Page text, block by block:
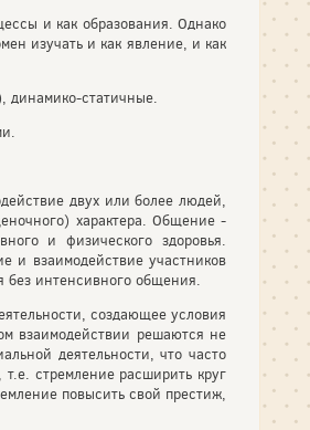
и как образования. Однако
изучать и как явление, и как
динамико-статичные.
двух или более людей,
характера. Общение -
и физического здоровья.
и взаимодействие участников
без интенсивного общения.
создающее условия
взаимодействии решаются не
деятельности, что часто
стремление расширить круг
повысить свой престиж,